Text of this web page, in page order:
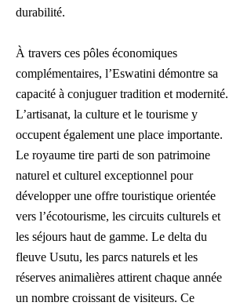
durabilité.
À travers ces pôles économiques
complémentaires, l’Eswatini démontre sa
capacité à conjuguer tradition et modernité.
L’artisanat, la culture et le tourisme y
occupent également une place importante.
Le royaume tire parti de son patrimoine
naturel et culturel exceptionnel pour
développer une offre touristique orientée
vers l’écotourisme, les circuits culturels et
les séjours haut de gamme. Le delta du
fleuve Usutu, les parcs naturels et les
réserves animalières attirent chaque année
un nombre croissant de visiteurs. Ce